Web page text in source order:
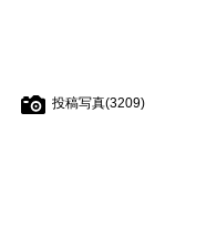
投稿写真(3209)